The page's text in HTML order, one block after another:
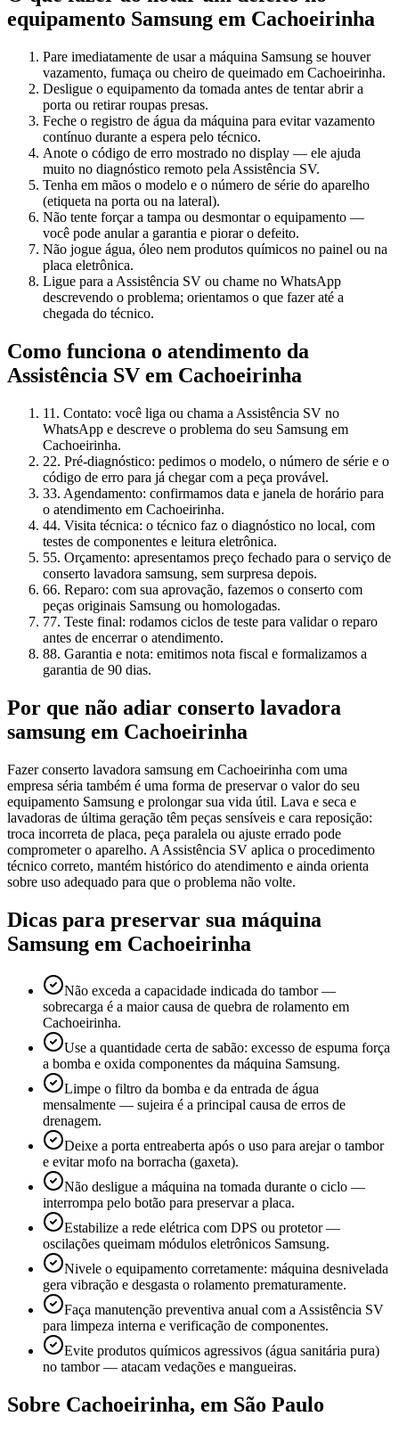
equipamento Samsung em Cachoeirinha
Pare imediatamente de usar a máquina Samsung se houver
vazamento, fumaça ou cheiro de queimado em Cachoeirinha.
Desligue o equipamento da tomada antes de tentar abrir a
porta ou retirar roupas presas.
Feche o registro de água da máquina para evitar vazamento
contínuo durante a espera pelo técnico.
Anote o código de erro mostrado no display — ele ajuda
muito no diagnóstico remoto pela Assistência SV.
Tenha em mãos o modelo e o número de série do aparelho
(etiqueta na porta ou na lateral).
Não tente forçar a tampa ou desmontar o equipamento —
você pode anular a garantia e piorar o defeito.
Não jogue água, óleo nem produtos químicos no painel ou na
placa eletrônica.
Ligue para a Assistência SV ou chame no WhatsApp
descrevendo o problema; orientamos o que fazer até a
chegada do técnico.
Como funciona o atendimento da
Assistência SV em Cachoeirinha
11. Contato: você liga ou chama a Assistência SV no
WhatsApp e descreve o problema do seu Samsung em
Cachoeirinha.
22. Pré-diagnóstico: pedimos o modelo, o número de série e o
código de erro para já chegar com a peça provável.
33. Agendamento: confirmamos data e janela de horário para
o atendimento em Cachoeirinha.
44. Visita técnica: o técnico faz o diagnóstico no local, com
testes de componentes e leitura eletrônica.
55. Orçamento: apresentamos preço fechado para o serviço de
conserto lavadora samsung, sem surpresa depois.
66. Reparo: com sua aprovação, fazemos o conserto com
peças originais Samsung ou homologadas.
77. Teste final: rodamos ciclos de teste para validar o reparo
antes de encerrar o atendimento.
88. Garantia e nota: emitimos nota fiscal e formalizamos a
garantia de 90 dias.
Por que não adiar conserto lavadora
samsung em Cachoeirinha
Fazer conserto lavadora samsung em Cachoeirinha com uma
empresa séria também é uma forma de preservar o valor do seu
equipamento Samsung e prolongar sua vida útil. Lava e seca e
lavadoras de última geração têm peças sensíveis e cara reposição:
troca incorreta de placa, peça paralela ou ajuste errado pode
comprometer o aparelho. A Assistência SV aplica o procedimento
técnico correto, mantém histórico do atendimento e ainda orienta
sobre uso adequado para que o problema não volte.
Dicas para preservar sua máquina
Samsung em Cachoeirinha
Não exceda a capacidade indicada do tambor —
sobrecarga é a maior causa de quebra de rolamento em
Cachoeirinha.
Use a quantidade certa de sabão: excesso de espuma força
a bomba e oxida componentes da máquina Samsung.
Limpe o filtro da bomba e da entrada de água
mensalmente — sujeira é a principal causa de erros de
drenagem.
Deixe a porta entreaberta após o uso para arejar o tambor
e evitar mofo na borracha (gaxeta).
Não desligue a máquina na tomada durante o ciclo —
interrompa pelo botão para preservar a placa.
Estabilize a rede elétrica com DPS ou protetor —
oscilações queimam módulos eletrônicos Samsung.
Nivele o equipamento corretamente: máquina desnivelada
gera vibração e desgasta o rolamento prematuramente.
Faça manutenção preventiva anual com a Assistência SV
para limpeza interna e verificação de componentes.
Evite produtos químicos agressivos (água sanitária pura)
no tambor — atacam vedações e mangueiras.
Sobre Cachoeirinha, em São Paulo